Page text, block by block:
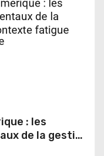
: les
de la gestion